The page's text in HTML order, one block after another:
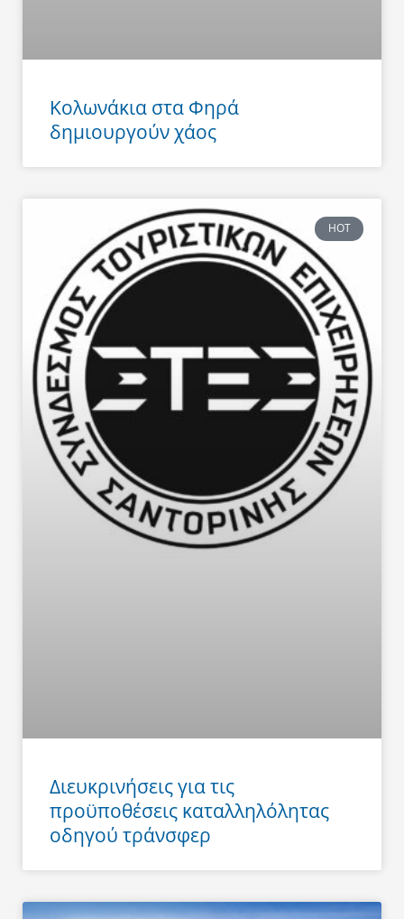
Κολωνάκια στα Φηρά
δημιουργούν χάος
HOT
Διευκρινήσεις για τις
προϋποθέσεις καταλληλόλητας
οδηγού τράνσφερ